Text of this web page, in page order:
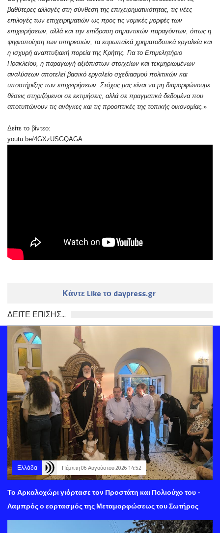
βαθύτερες αλλαγές στη σύνθεση της επιχειρηματικότητας, τις νέες
επιλογές των επιχειρηματιών ως προς τις νομικές μορφές των
επιχειρήσεων, αλλά και την επίδραση σημαντικών παραγόντων, όπως η
ψηφιοποίηση των υπηρεσιών, τα ευρωπαϊκά χρηματοδοτικά εργαλεία και
η ισχυρή αναπτυξιακή πορεία της Κρήτης. Για το Επιμελητήριο
Ηρακλείου, η παραγωγή αξιόπιστων στοιχείων και τεκμηριωμένων
αναλύσεων αποτελεί βασικό εργαλείο σχεδιασμού πολιτικών και
υποστήριξης των επιχειρήσεων. Στόχος μας είναι να μη διαμορφώνουμε
θέσεις στηριζόμενοι σε εκτιμήσεις, αλλά σε πραγματικά δεδομένα που
αποτυπώνουν τις ανάγκες και τις προοπτικές της τοπικής οικονομίας. »
Δείτε το βίντεο:
youtu.be/4GXzUSGQAGA
Κάντε Like το daypress.gr
ΔΕΙΤΕ ΕΠΙΣΗΣ...
Ελλάδα Πέμπτη 06 Αυγούστου 2026 14:52
Το Αρκαλοχώρι γιόρτασε τον Προστάτη και Πολιούχο του -
Λαμπρός ο εορτασμός της Μεταμορφώσεως του Σωτήρος